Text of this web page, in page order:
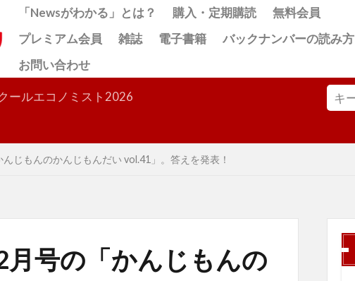
「Newsがわかる」とは？ 購入・定期購読
無料会員
プレミアム会員
雑誌 電子書籍
バックナンバーの読み方
お問い合わせ
ールエコノミスト2026
じもんのかんじもんだい vol.41」。答えを発表！
号の「かんじもんの
検索